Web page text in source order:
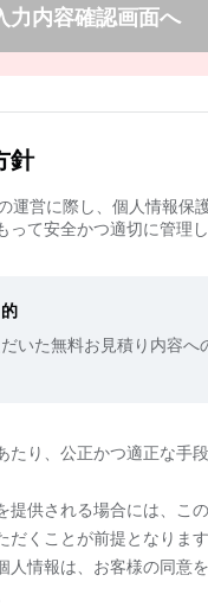
力内容確認画面へ
針
運営に際し、個人情報保
って安全かつ適切に管理し
いた無料お見積り内容へ
たり、公正かつ適正な手
提供される場合には、こ
だくことが前提となります
人情報は、お客様の同意